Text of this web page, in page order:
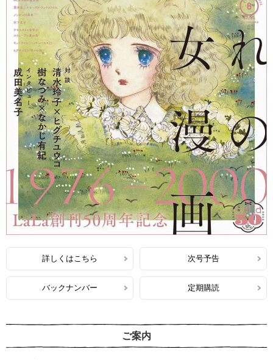
詳しくはこちら 次号予告
バックナンバー 定期購読
ご案内